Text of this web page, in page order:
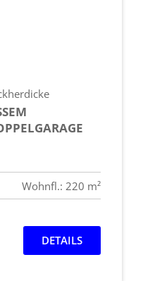
G
Wohnfl.: 220 m²
DETAILS